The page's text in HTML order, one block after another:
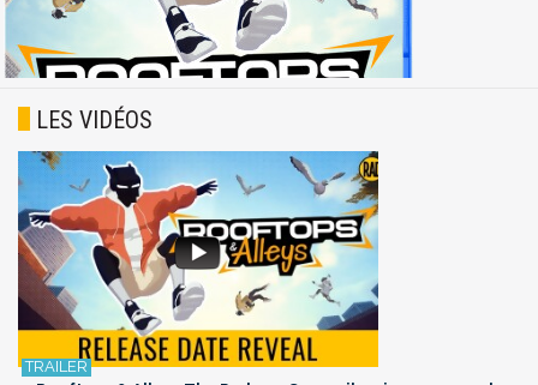
LES VIDÉOS